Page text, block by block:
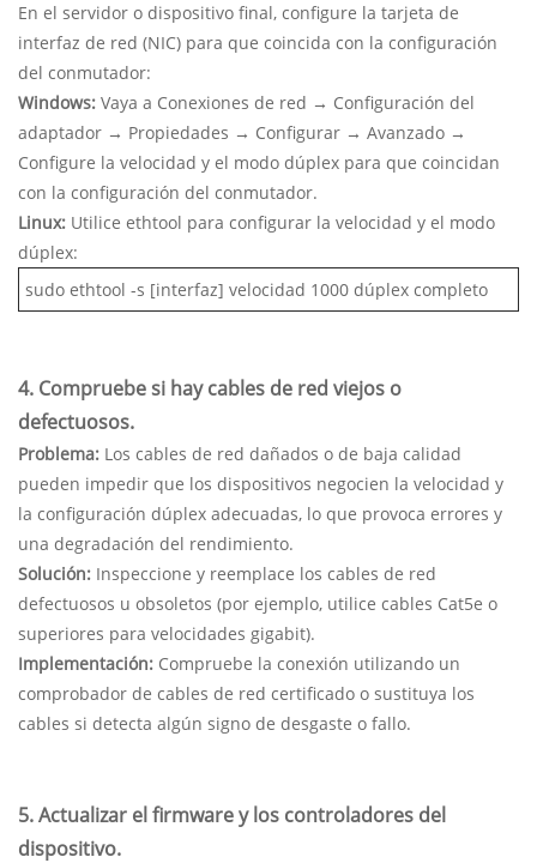
En el servidor o dispositivo final, configure la tarjeta de
interfaz de red (NIC) para que coincida con la configuración
del conmutador:
Windows: Vaya a Conexiones de red → Configuración del
adaptador → Propiedades → Configurar → Avanzado →
Configure la velocidad y el modo dúplex para que coincidan
con la configuración del conmutador.
Linux: Utilice ethtool para configurar la velocidad y el modo
dúplex:
sudo ethtool -s [interfaz] velocidad 1000 dúplex completo
4. Compruebe si hay cables de red viejos o
defectuosos.
Problema: Los cables de red dañados o de baja calidad
pueden impedir que los dispositivos negocien la velocidad y
la configuración dúplex adecuadas, lo que provoca errores y
una degradación del rendimiento.
Solución: Inspeccione y reemplace los cables de red
defectuosos u obsoletos (por ejemplo, utilice cables Cat5e o
superiores para velocidades gigabit).
Implementación: Compruebe la conexión utilizando un
comprobador de cables de red certificado o sustituya los
cables si detecta algún signo de desgaste o fallo.
5. Actualizar el firmware y los controladores del
dispositivo.